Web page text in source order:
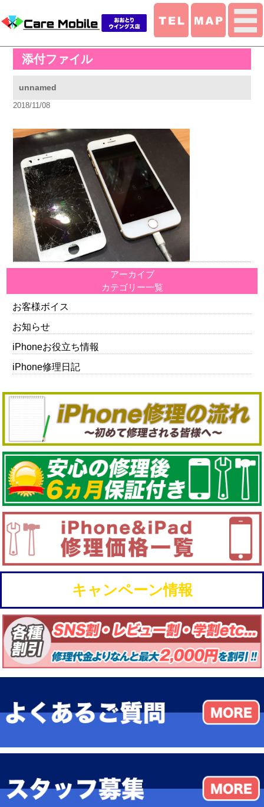
添付ファイル
unnamed
2018/11/08
アーカイブ
カテゴリー一覧
お客様ボイス
お知らせ
iPhoneお役立ち情報
iPhone修理日記
キャンペーン情報